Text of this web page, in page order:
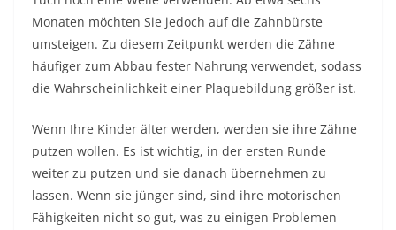
Monaten möchten Sie jedoch auf die Zahnbürste
umsteigen. Zu diesem Zeitpunkt werden die Zähne
häufiger zum Abbau fester Nahrung verwendet, sodass
die Wahrscheinlichkeit einer Plaquebildung größer ist.
Wenn Ihre Kinder älter werden, werden sie ihre Zähne
putzen wollen. Es ist wichtig, in der ersten Runde
weiter zu putzen und sie danach übernehmen zu
lassen. Wenn sie jünger sind, sind ihre motorischen
Fähigkeiten nicht so gut, was zu einigen Problemen